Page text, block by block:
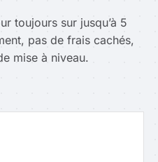
toujours sur jusqu’à 5
pas de frais cachés,
mise à niveau.